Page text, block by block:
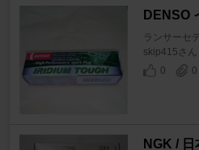
DENSO
ランサーセ
skip415さん
0
0
NGK /